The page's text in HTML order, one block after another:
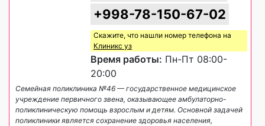
+998-78-150-67-02
Скажите, что нашли номер телефона на
Клиникс уз
Время работы: Пн-Пт 08:00-
20:00
Семейная поликлиника №46 — государственное медицинское
учреждение первичного звена, оказывающее амбулаторно-
поликлиническую помощь взрослым и детям. Основной задачей
поликлиники является сохранение здоровья населения,